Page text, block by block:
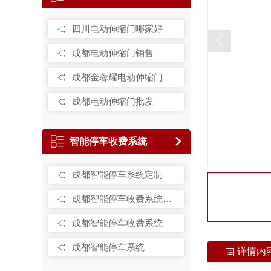
四川电动伸缩门哪家好
成都电动伸缩门销售
成都金蓉耀电动伸缩门
成都电动伸缩门批发
智能停车收费系统
成都智能停车系统定制
成都智能停车收费系统销售
成都智能停车收费系统
成都智能停车系统 详情内